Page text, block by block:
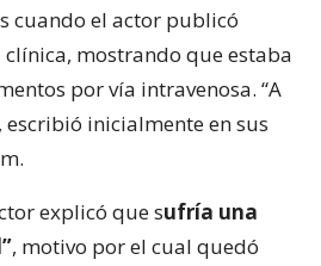
cuando el actor publicó
clínica, mostrando que estaba
por vía intravenosa. “A
escribió inicialmente en sus
explicó que sufría una
, motivo por el cual quedó